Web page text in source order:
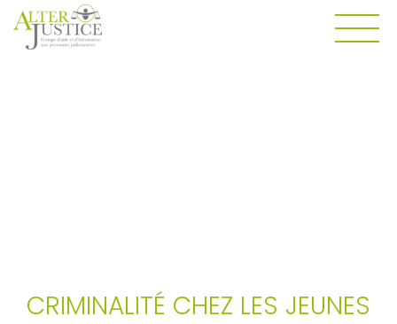
CRIMINALITÉ CHEZ LES JEUNES